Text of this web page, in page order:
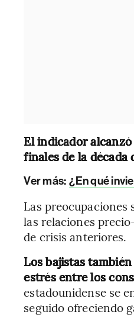
El indicador
finales de la década
Ver más: ¿En qué
Las preocupaciones
las relaciones
de crisis anteriores.
Los bajistas
estrés entre los
estadounidense se
seguido ofreciendo